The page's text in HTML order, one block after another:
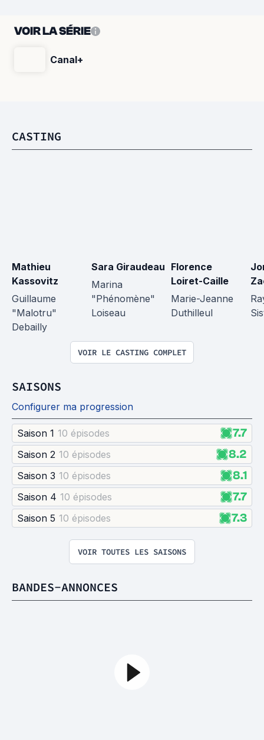
VOIR LA SÉRIE
Canal+
CASTING
Mathieu
Kassovitz
Guillaume
"Malotru"
Debailly
Sara Giraudeau
Marina
"Phénomène"
Loiseau
Florence
Loiret-Caille
Marie-Jeanne
Duthilleul
VOIR LE CASTING COMPLET
SAISONS
Configurer ma progression
Saison 1 10 épisodes 7.7
Saison 2 10 épisodes 8.2
Saison 3 10 épisodes 8.1
Saison 4 10 épisodes 7.7
Saison 5 10 épisodes 7.3
VOIR TOUTES LES SAISONS
BANDES-ANNONCES